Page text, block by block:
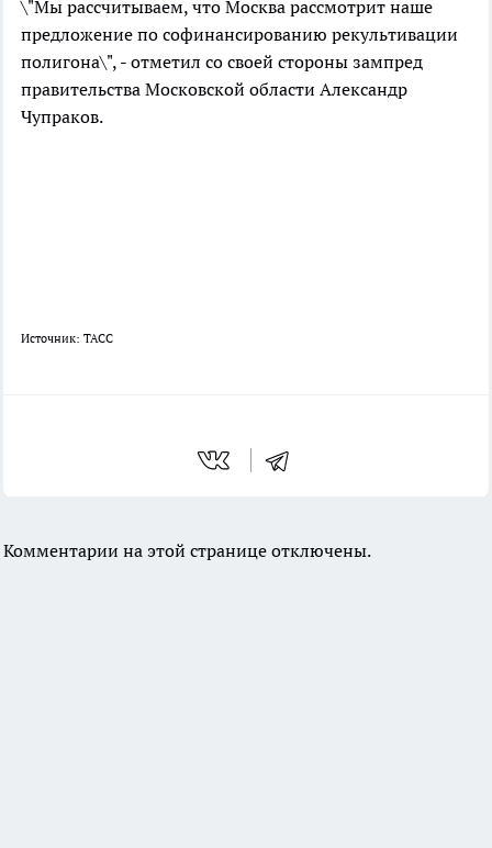
\"Мы рассчитываем, что Москва рассмотрит наше
предложение по софинансированию рекультивации
полигона\", - отметил со своей стороны зампред
правительства Московской области Александр
Чупраков.
Источник: ТАСС
Комментарии на этой странице отключены.